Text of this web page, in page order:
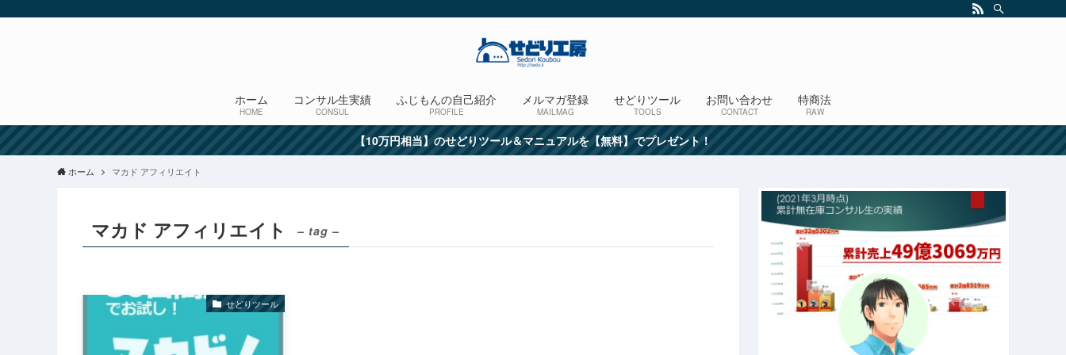
ホーム
HOME
コンサル生実績
CONSUL
ふじもんの自己紹介
PROFILE
メルマガ登録
MAILMAG
せどりツール
TOOLS
お問い合わせ
CONTACT
特商法
RAW
【10万円相当】のせどりツール＆マニュアルを【無料】でプレゼント！
ホーム マカド アフィリエイト
マカド アフィリエイト – tag –
せどりツール